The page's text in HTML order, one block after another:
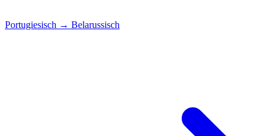
Portugiesisch → Belarussisch